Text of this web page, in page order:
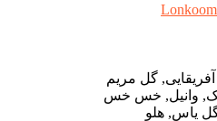
Lonkoom
گل مریم
وانیل, خس خس
یاس, هلو